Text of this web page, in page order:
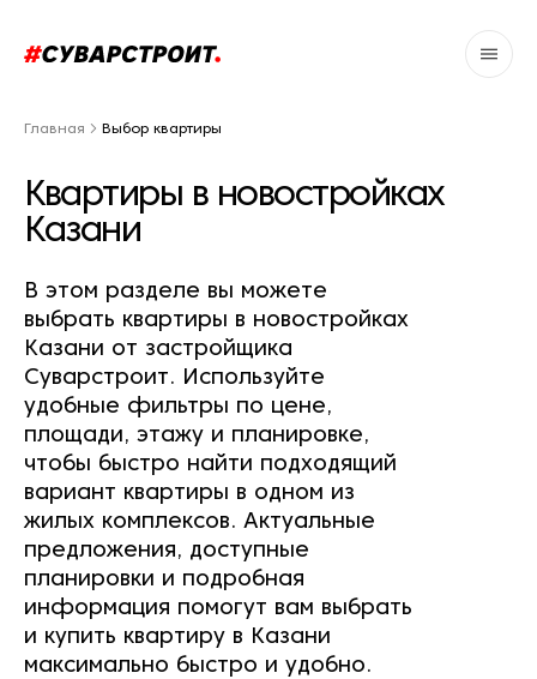
Главная Выбор квартиры
Квартиры в новостройках
Казани
В этом разделе вы можете
выбрать квартиры в новостройках
Казани от застройщика
Суварстроит. Используйте
удобные фильтры по цене,
площади, этажу и планировке,
чтобы быстро найти подходящий
вариант квартиры в одном из
жилых комплексов. Актуальные
предложения, доступные
планировки и подробная
информация помогут вам выбрать
и купить квартиру в Казани
максимально быстро и удобно.